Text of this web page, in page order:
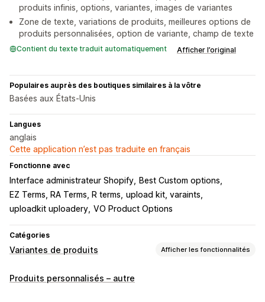
produits infinis, options, variantes, images de variantes
Zone de texte, variations de produits, meilleures options de
produits personnalisées, option de variante, champ de texte
Contient du texte traduit automatiquement Afficher l’original
Populaires auprès des boutiques similaires à la vôtre
Basées aux États-Unis
Langues
anglais
Cette application n’est pas traduite en français
Fonctionne avec
Interface administrateur Shopify
Best Custom options
EZ Terms, RA Terms, R terms upload kit, varaints
uploadkit uploadery VO Product Options
Catégories
Variantes de produits Afficher les fonctionnalités
Personnalisation
Produits personnalisés – autre